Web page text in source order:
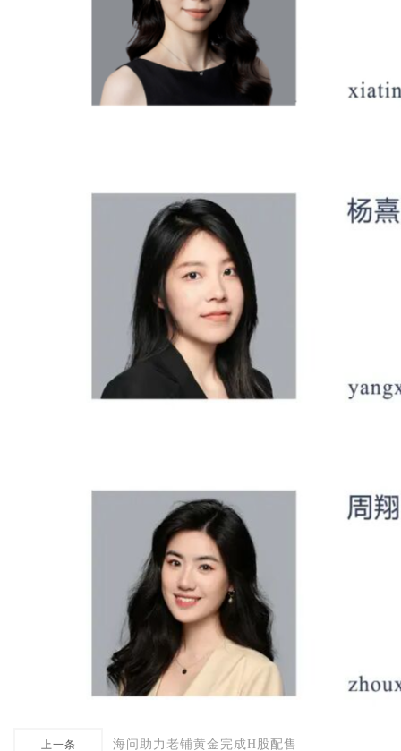
上一条 海问助力老铺黄金完成H股配售